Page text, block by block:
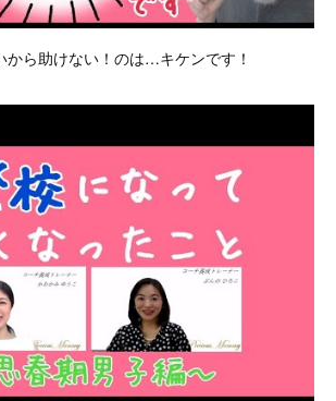
から助けない！のは…キケンです！